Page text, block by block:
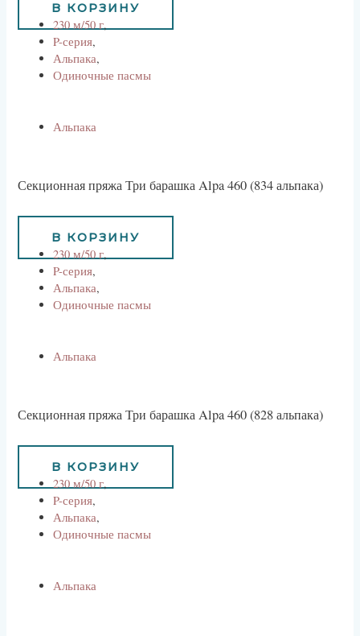
В КОРЗИНУ
230 м/50 г,
P-серия,
Альпака,
Одиночные пасмы
Альпака
Секционная пряжа Три барашка Alpa 460 (834 альпака)
734руб
В КОРЗИНУ
230 м/50 г,
P-серия,
Альпака,
Одиночные пасмы
Альпака
Секционная пряжа Три барашка Alpa 460 (828 альпака)
734руб
В КОРЗИНУ
230 м/50 г,
P-серия,
Альпака,
Одиночные пасмы
Альпака